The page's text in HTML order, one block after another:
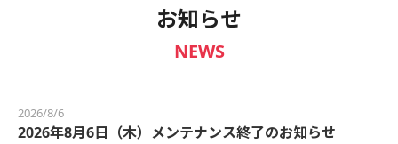
お知らせ
NEWS
2026/8/6
2026年8月6日（木）メンテナンス終了のお知らせ